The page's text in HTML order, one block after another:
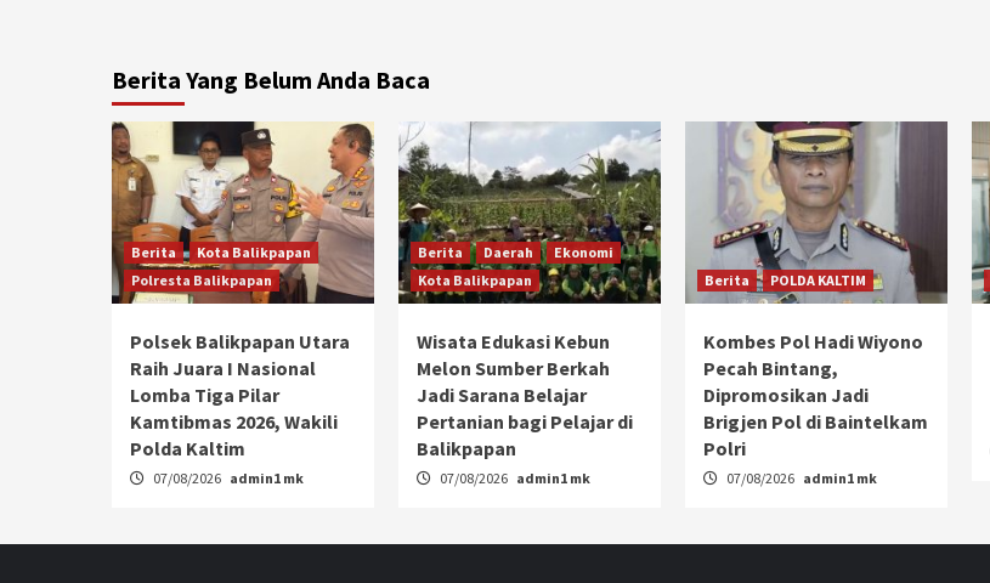
Berita Yang Belum Anda Baca
Berita
Kota Balikpapan
Polresta Balikpapan
Polsek Balikpapan Utara
Raih Juara I Nasional
Lomba Tiga Pilar
Kamtibmas 2026, Wakili
Polda Kaltim
07/08/2026 admin1 mk
Berita Daerah
Ekonomi
Kota Balikpapan
Wisata Edukasi Kebun
Melon Sumber Berkah
Jadi Sarana Belajar
Pertanian bagi Pelajar di
Balikpapan
07/08/2026 admin1 mk
Berita POLDA KALTIM
Kombes Pol Hadi Wiyono
Pecah Bintang,
Dipromosikan Jadi
Brigjen Pol di Baintelkam
Polri
07/08/2026 admin1 mk